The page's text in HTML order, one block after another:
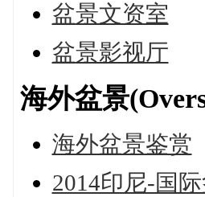
盆景文资室
盆景影视厅
海外盆景
海外盆景鉴赏
2014印尼-国